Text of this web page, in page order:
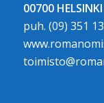
00700 HELSINKI
puh. (09) 351